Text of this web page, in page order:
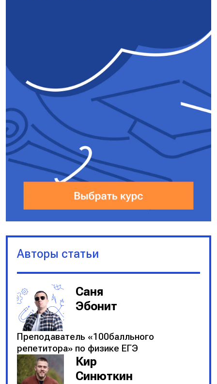
Запишем второй закон
Ньютона для маленькой части
нити массой m в точке
приложения силы F:
$T − F = ma$
Так как масса этой нити
пренебрежимо мала, получим:
$T − F = 0$
$T = F$
Запишем второй закон
Ньютона для системы тел
«блок + груз»:
$2T − Mg = Ma$
Авторы статьи
Саня
Эбонит
Преподаватель «100балльного
репетитора» по физике ЕГЭ
Кир
Синюткин